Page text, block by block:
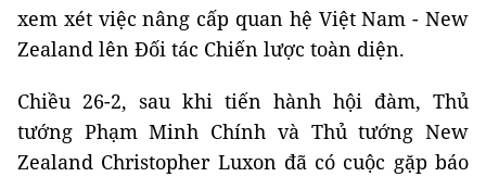
xem xét việc nâng cấp quan hệ Việt Nam - New
Zealand lên Đối tác Chiến lược toàn diện.
Chiều 26-2, sau khi tiến hành hội đàm, Thủ
tướng Phạm Minh Chính và Thủ tướng New
Zealand Christopher Luxon đã có cuộc gặp báo